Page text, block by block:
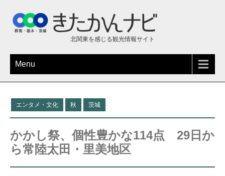
北関東を感じる観光情報サイト
Menu
エンタメ・文化 秋 茨城
かかし祭、個性豊かな114点 29日か
ら常陸太田・里美地区